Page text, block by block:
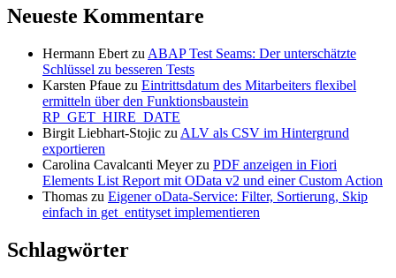
Neueste Kommentare
Hermann Ebert zu ABAP Test Seams: Der unterschätzte
Schlüssel zu besseren Tests
Karsten Pfaue zu Eintrittsdatum des Mitarbeiters flexibel
ermitteln über den Funktionsbaustein
RP_GET_HIRE_DATE
Birgit Liebhart-Stojic zu ALV als CSV im Hintergrund
exportieren
Carolina Cavalcanti Meyerzu PDF anzeigen in Fiori
Elements List Report mit OData v2 und einer Custom Action
Thomas zu Eigener oData-Service: Filter, Sortierung, Skip
einfach in get_entityset implementieren
Schlagwörter